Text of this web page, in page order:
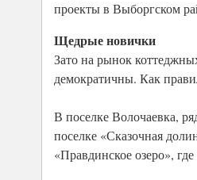
проекты в Выборгском
Щедрые новички
Зато на рынок
демократичны. Как
В поселке Волочаевка,
поселке «Сказочная
«Правдинское озеро»,